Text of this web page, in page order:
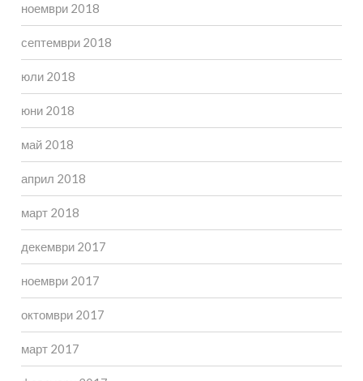
ноември 2018
септември 2018
юли 2018
юни 2018
май 2018
април 2018
март 2018
декември 2017
ноември 2017
октомври 2017
март 2017